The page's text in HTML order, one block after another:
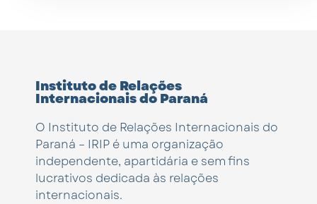
Instituto de Relações
Internacionais do Paraná
O Instituto de Relações Internacionais do
Paraná – IRIP é uma organização
independente, apartidária e sem fins
lucrativos dedicada às relações
internacionais.